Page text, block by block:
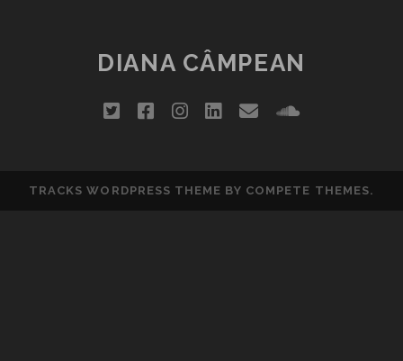
SÂMBĂTĂ
DIANA CÂMPEAN
twitterfacebookinstagram
linkedin
emailsoundcloud
TRACKS WORDPRESS THEME BY COMPETE THEMES.